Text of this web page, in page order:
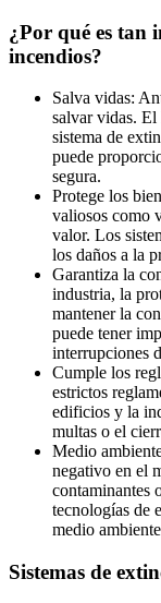
¿Por qué es tan
incendios?
Salva vidas:
salvar vidas. El
sistema de
puede
segura.
Protege los
valiosos como
valor. Los
los daños a la
Garantiza la
industria, la
mantener la
puede tener
interrupciones
Cumple los
estrictos
edificios y la
multas o el
Medio
negativo en el
contaminantes
tecnologías de
medio
Sistemas de